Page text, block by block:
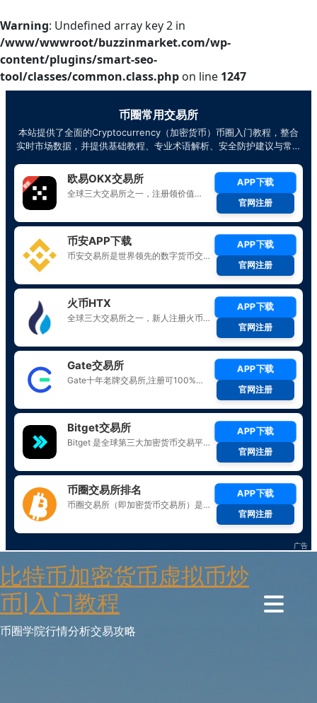
Warning: Undefined array key 2 in
/www/wwwroot/buzzinmarket.com/wp-
content/plugins/smart-seo-
tool/classes/common.class.php on line 1247
to
content
比特币加密货币虚拟币炒
币|入门教程
币圈学院行情分析交易攻略